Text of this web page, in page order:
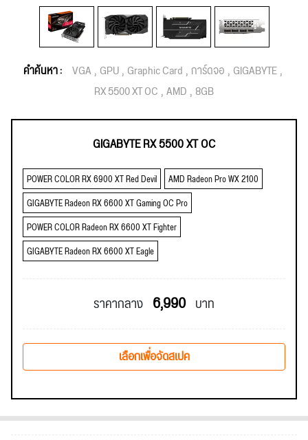
คำค้นหา : VGA GPU Graphic Card การ์ดจอ GIGABYTE
RX 5500 XT OC AMD 8GB
GIGABYTE RX 5500 XT OC
POWER COLOR RX 6900 XT Red Devil
AMD Radeon Pro WX 2100
GIGABYTE Radeon RX 6600 XT Gaming OC Pro
POWER COLOR Radeon RX 6600 XT Fighter
GIGABYTE Radeon RX 6600 XT Eagle
ราคากลาง 6,990 บาท
เลือกเพื่อจัดสเปค